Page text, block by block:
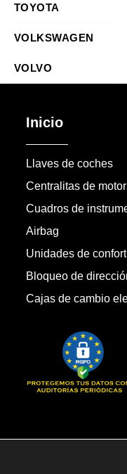
TOYOTA
VOLKSWAGEN
VOLVO
Inicio
Llaves de coches
Centralitas de motor
Cuadros de
Airbag
Unidades de confort
Bloqueo de
Cajas de cambio
Copyright © 2026